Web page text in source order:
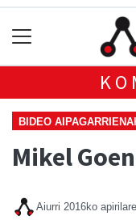
BIDEO
Mikel
Aiurri 2016ko